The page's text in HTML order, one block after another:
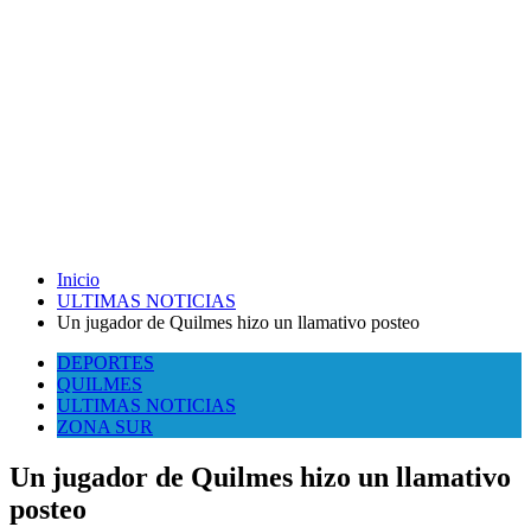
Inicio
ULTIMAS NOTICIAS
Un jugador de Quilmes hizo un llamativo posteo
DEPORTES
QUILMES
ULTIMAS NOTICIAS
ZONA SUR
Un jugador de Quilmes hizo un llamativo
posteo